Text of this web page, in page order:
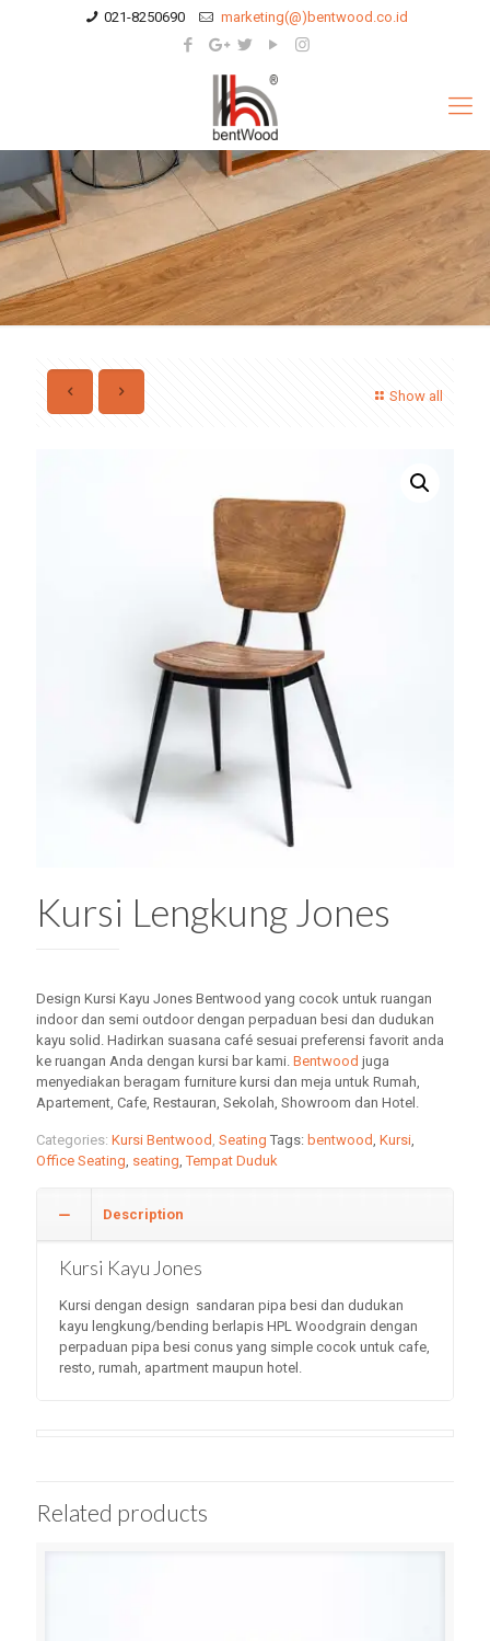
021-8250690 marketing(@)bentwood.co.id
Show all
Kursi Lengkung Jones
Design Kursi Kayu Jones Bentwood yang cocok untuk ruangan
indoor dan semi outdoor dengan perpaduan besi dan dudukan
kayu solid. Hadirkan suasana café sesuai preferensi favorit anda
ke ruangan Anda dengan kursi bar kami. Bentwood juga
menyediakan beragam furniture kursi dan meja untuk Rumah,
Apartement, Cafe, Restauran, Sekolah, Showroom dan Hotel.
Categories: Kursi Bentwood , Seating Tags: bentwood, Kursi,
Office Seating, seating,Tempat Duduk
Description
Kursi Kayu Jones
Kursi dengan design sandaran pipa besi dan dudukan
kayu lengkung/bending berlapis HPL Woodgrain dengan
perpaduan pipa besi conus yang simple cocok untuk cafe,
resto, rumah, apartment maupun hotel.
Related products